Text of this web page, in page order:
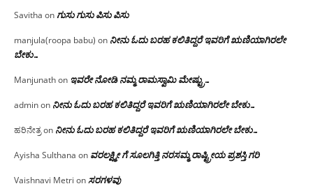
Savitha onಗುಸು ಗುಸು ಪಿಸು ಪಿಸು
manjula(roopa babu) on ನೀನು ಓದು ಬರಹ ಕಲಿತಿದ್ದರೆ ಇವರಿಗೆ ಋಣಿಯಾಗಿರಲೇ
ಬೇಕು…
Manjunathon ಇವರೇ‌ ನೋಡಿ‌ ನಮ್ಮ‌ ರಾಮಸ್ವಾಮಿ ಮೇಷ್ಟ್ರು…
adminon ನೀನು ಓದು ಬರಹ ಕಲಿತಿದ್ದರೆ ಇವರಿಗೆ ಋಣಿಯಾಗಿರಲೇ ಬೇಕು…
ಹರಿನೇತ್ರon ನೀನು ಓದು ಬರಹ ಕಲಿತಿದ್ದರೆ ಇವರಿಗೆ ಋಣಿಯಾಗಿರಲೇ ಬೇಕು…
Ayisha Sulthana on ವರಲಕ್ಷ್ಮೀ ಗೆ ಸೂಲಗಿತ್ತಿ ನರಸಮ್ಮ‌ ರಾಷ್ಟ್ರೀಯ ಪ್ರಶಸ್ತಿ ಗರಿ
Vaishnavi Metri onಸರಗಳವು